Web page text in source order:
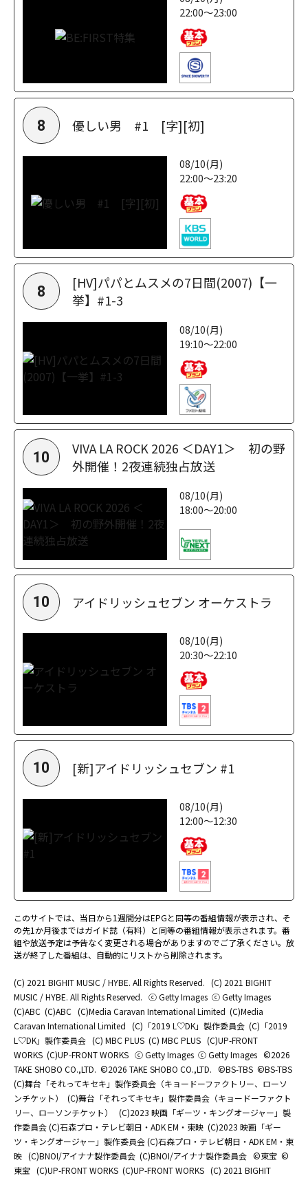
22:00～23:00
8 優しい男 #1 [字][初]
08/10(月)
22:00～23:20
8
[HV]パパとムスメの7日間(2007)【一
挙】#1-3
08/10(月)
19:10～22:00
10
VIVA LA ROCK 2026 ＜DAY1＞ 初の野
外開催！2夜連続独占放送
08/10(月)
18:00～20:00
10 アイドリッシュセブン オーケストラ
08/10(月)
20:30～22:10
10 [新]アイドリッシュセブン #1
08/10(月)
12:00～12:30
このサイトでは、当日から1週間分はEPGと同等の番組情報が表示され、そ
の先1か月後まではガイド誌（有料）と同等の番組情報が表示されます。番
組や放送予定は予告なく変更される場合がありますのでご了承ください。放
送が終了した番組は、自動的にリストから削除されます。
(C) 2021 BIGHIT MUSIC / HYBE. All Rights Reserved. (C) 2021 BIGHIT
MUSIC / HYBE. All Rights Reserved. ⓒ Getty Images ⓒ Getty Images
(C)ABC (C)ABC (C)Media Caravan International Limited (C)Media
Caravan International Limited (C)「2019 L♡DK」製作委員会 (C)「2019
L♡DK」製作委員会 (C) MBC PLUS (C) MBC PLUS (C)UP-FRONT
WORKS (C)UP-FRONT WORKS ⓒ Getty Images ⓒ Getty Images ©2026
TAKE SHOBO CO.,LTD. ©2026 TAKE SHOBO CO.,LTD. ©BS-TBS ©BS-TBS
(C)舞台「それってキセキ」製作委員会（キョードーファクトリー、ローソ
ンチケット）
(C)舞台「それってキセキ」製作委員会（キョードーファクト
リー、ローソンチケット）
(C)2023 映画「ギーツ・キングオージャー」製
作委員会 (C)石森プロ・テレビ朝日・ADK EM・東映 (C)2023 映画「ギー
ツ・キングオージャー」製作委員会 (C)石森プロ・テレビ朝日・ADK EM・東
映 (C)BNOI/アイナナ製作委員会 (C)BNOI/アイナナ製作委員会 ©東宝 ©
東宝 (C)UP-FRONT WORKS (C)UP-FRONT WORKS (C) 2021 BIGHIT